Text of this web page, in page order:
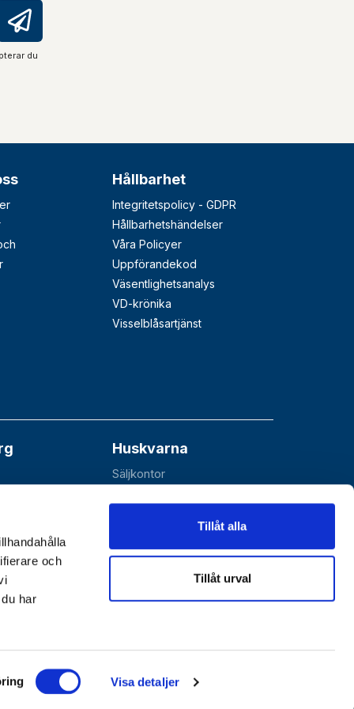
och
har
Visa detaljer
Tillåt alla
Tillåt urval
du
Hållbarhet
Integritetspolicy - GDPR
Hållbarhetshändelser
Våra Policyer
Uppförandekod
Väsentlighetsanalys
VD-krönika
Visselblåsartjänst
Huskvarna
Säljkontor
Göthes Teknik| Göthes Säkerhet